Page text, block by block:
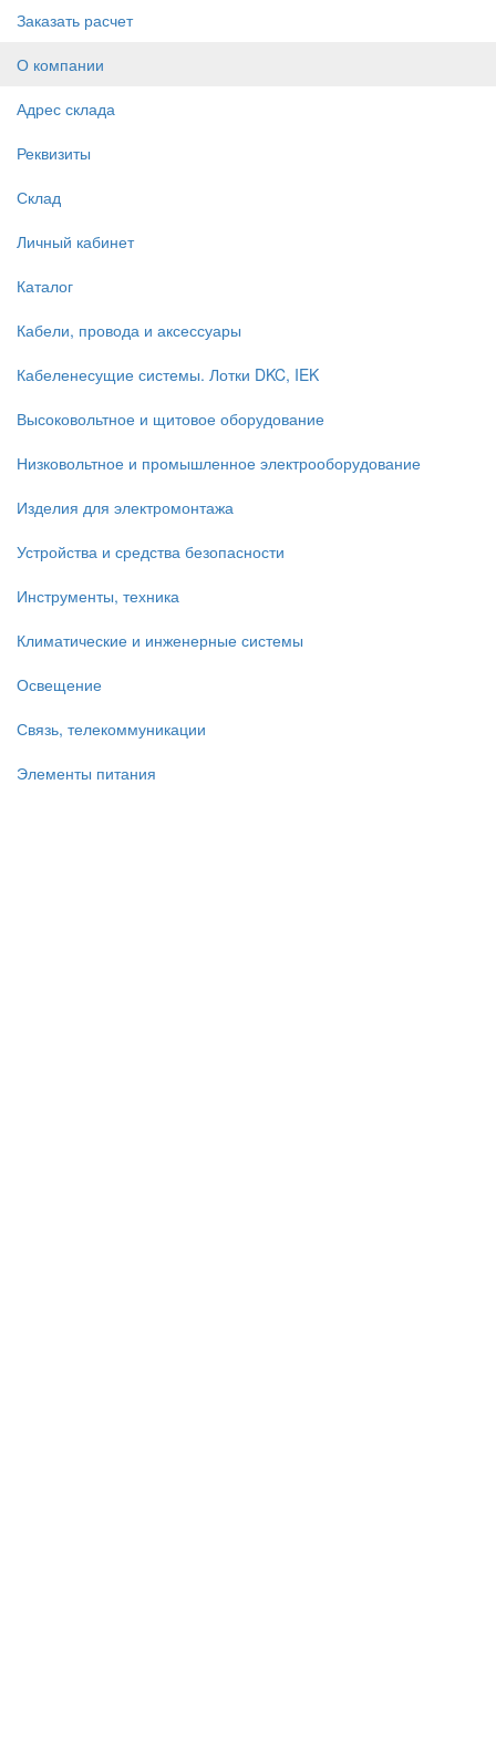
Заказать расчет
О компании
Адрес склада
Реквизиты
Склад
Личный кабинет
Каталог
Кабели, провода и аксессуары
Кабеленесущие системы. Лотки DKC, IEK
Высоковольтное и щитовое оборудование
Низковольтное и промышленное электрооборудование
Изделия для электромонтажа
Устройства и средства безопасности
Инструменты, техника
Климатические и инженерные системы
Освещение
Связь, телекоммуникации
Элементы питания